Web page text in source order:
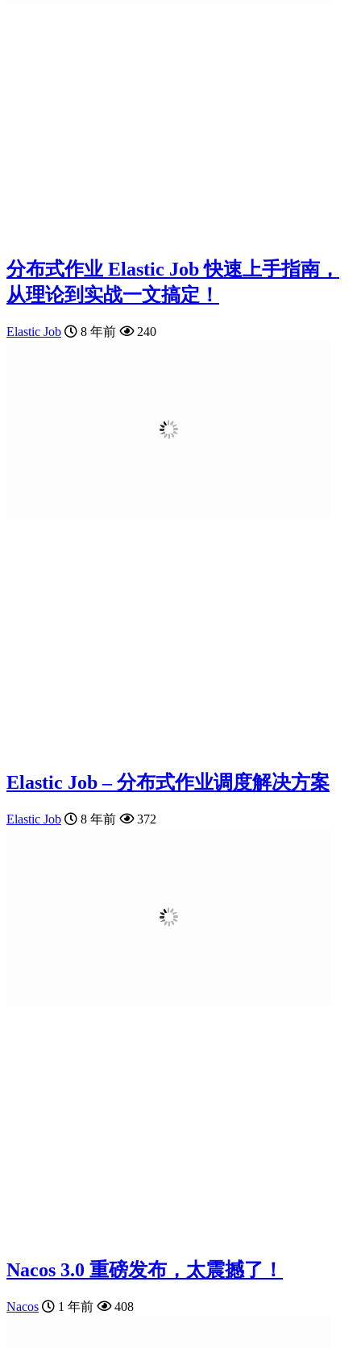
分布式作业 Elastic Job 快速上手指南，
从理论到实战一文搞定！
Elastic Job 8 年前 240
Elastic Job – 分布式作业调度解决方案
Elastic Job 8 年前 372
Nacos 3.0 重磅发布，太震撼了！
Nacos 1 年前 408